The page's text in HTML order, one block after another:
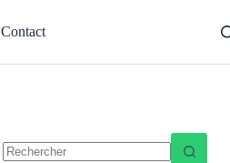
Contact